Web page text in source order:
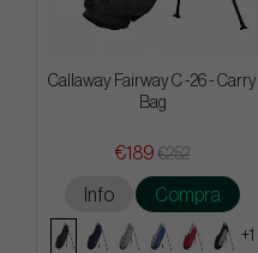
Callaway Fairway C -26 - Carry
Bag
€189 €252
Info Compra
+1